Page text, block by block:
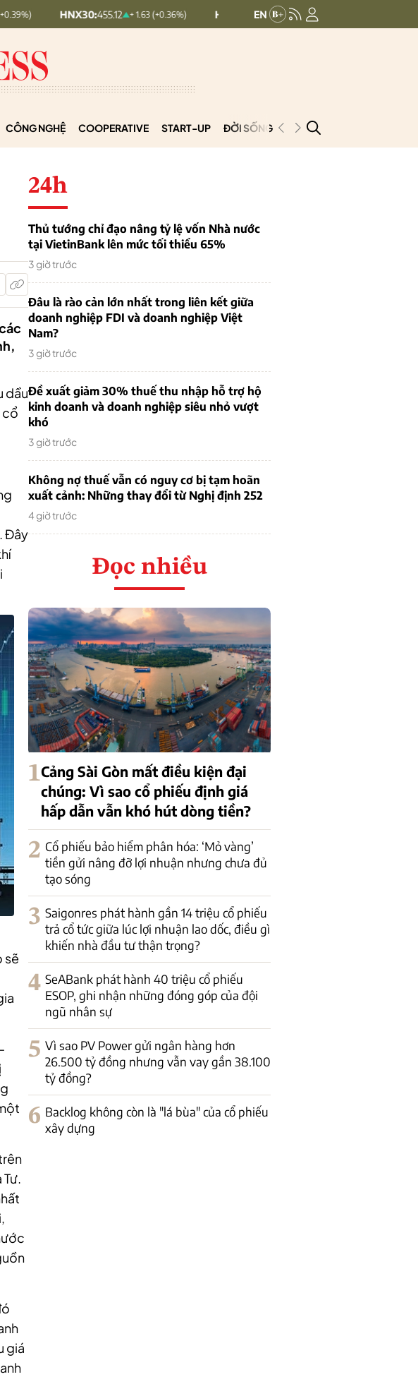
HNX30: 455.12 + 1.63 (+0.36%) HNXINDEX:293.44 + 0.25 (+0.09%)
CÔNG NGHỆ COOPERATIVE START-UP ĐỜI SỐNG PODCAST
dầu
cổ
Đây
sẽ
giá
24h
Thủ tướng chỉ đạo nâng tỷ lệ vốn Nhà nước
tại VietinBank lên mức tối thiểu 65%
3 giờ trước
Đâu là rào cản lớn nhất trong liên kết giữa
doanh nghiệp FDI và doanh nghiệp Việt
Nam?
3 giờ trước
Đề xuất giảm 30% thuế thu nhập hỗ trợ hộ
kinh doanh và doanh nghiệp siêu nhỏ vượt
khó
3 giờ trước
Không nợ thuế vẫn có nguy cơ bị tạm hoãn
xuất cảnh: Những thay đổi từ Nghị định 252
4 giờ trước
Đọc nhiều
1Cảng Sài Gòn mất điều kiện đại
chúng: Vì sao cổ phiếu định giá
hấp dẫn vẫn khó hút dòng tiền?
2 Cổ phiếu bảo hiểm phân hóa: ‘Mỏ vàng’
tiền gửi nâng đỡ lợi nhuận nhưng chưa đủ
tạo sóng
3 Saigonres phát hành gần 14 triệu cổ phiếu
trả cổ tức giữa lúc lợi nhuận lao dốc, điều gì
khiến nhà đầu tư thận trọng?
4 SeABank phát hành 40 triệu cổ phiếu
ESOP, ghi nhận những đóng góp của đội
ngũ nhân sự
5 Vì sao PV Power gửi ngân hàng hơn
26.500 tỷ đồng nhưng vẫn vay gần 38.100
tỷ đồng?
6 Backlog không còn là "lá bùa" của cổ phiếu
xây dựng